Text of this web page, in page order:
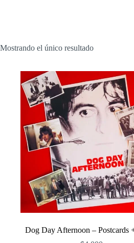
Mostrando el único resultado
Dog Day Afternoon – Postcards